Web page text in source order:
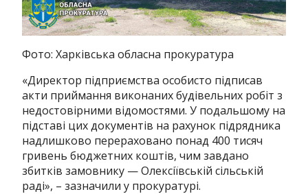
Фото: Харківська обласна прокуратура
«Директор підприємства особисто підписав
акти приймання виконаних будівельних робіт з
недостовірними відомостями. У подальшому на
підставі цих документів на рахунок підрядника
надлишково перераховано понад 400 тисяч
гривень бюджетних коштів, чим завдано
збитків замовнику — Олексіївській сільській
раді», – зазначили у прокуратурі.